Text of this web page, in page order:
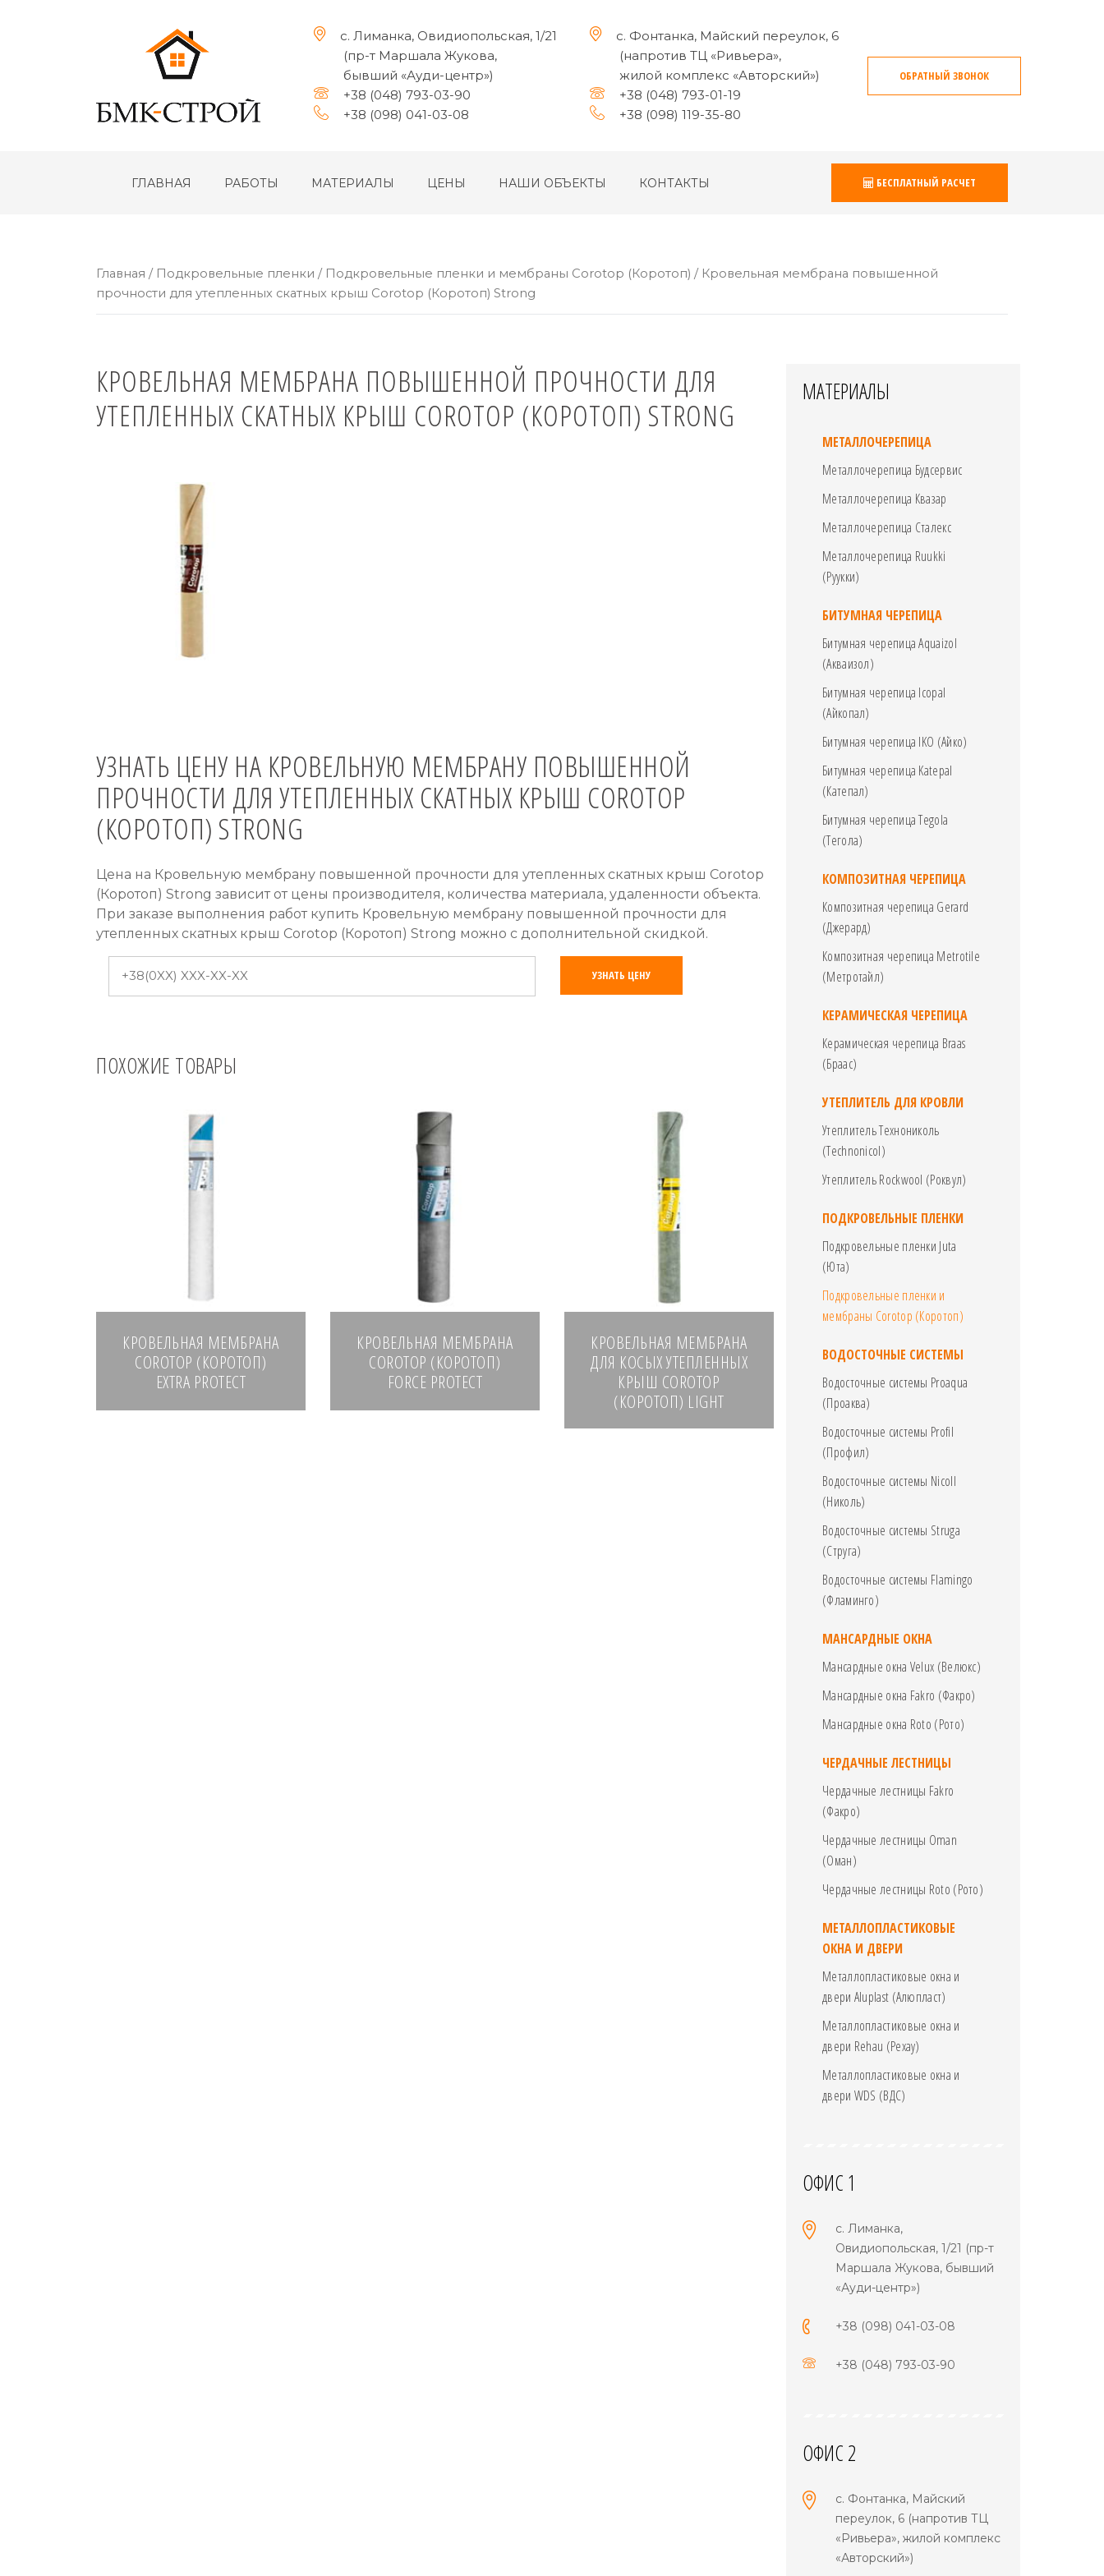
с. Лиманка, Овидиопольская, 1/21
(пр-т Маршала Жукова,
бывший «Ауди-центр»)
+38 (048) 793-03-90
+38 (098) 041-03-08
с. Фонтанка, Майский переулок, 6
(напротив ТЦ «Ривьера»,
жилой комплекс «Авторский»)
+38 (048) 793-01-19
+38 (098) 119-35-80
ОБРАТНЫЙ ЗВОНОК
ГЛАВНАЯ РАБОТЫ МАТЕРИАЛЫ ЦЕНЫ НАШИ ОБЪЕКТЫ КОНТАКТЫ БЕСПЛАТНЫЙ РАСЧЕТ
Главная / Подкровельные пленки / Подкровельные пленки и мембраны Corotop (Коротоп) / Кровельная мембрана повышенной
прочности для утепленных скатных крыш Corotop (Коротоп) Strong
КРОВЕЛЬНАЯ МЕМБРАНА ПОВЫШЕННОЙ ПРОЧНОСТИ ДЛЯ
УТЕПЛЕННЫХ СКАТНЫХ КРЫШ COROTOP (КОРОТОП) STRONG
УЗНАТЬ ЦЕНУ НА КРОВЕЛЬНУЮ МЕМБРАНУ ПОВЫШЕННОЙ
ПРОЧНОСТИ ДЛЯ УТЕПЛЕННЫХ СКАТНЫХ КРЫШ COROTOP
(КОРОТОП) STRONG
Цена на Кровельную мембрану повышенной прочности для утепленных скатных крыш Corotop
(Коротоп) Strong зависит от цены производителя, количества материала, удаленности объекта.
При заказе выполнения работ купить Кровельную мембрану повышенной прочности для
утепленных скатных крыш Corotop (Коротоп) Strong можно с дополнительной скидкой.
УЗНАТЬ ЦЕНУ
ПОХОЖИЕ ТОВАРЫ
КРОВЕЛЬНАЯ МЕМБРАНА
COROTOP (КОРОТОП)
EXTRA PROTECT
КРОВЕЛЬНАЯ МЕМБРАНА
COROTOP (КОРОТОП)
FORCE PROTECT
КРОВЕЛЬНАЯ МЕМБРАНА
ДЛЯ КОСЫХ УТЕПЛЕННЫХ
КРЫШ COROTOP
(КОРОТОП) LIGHT
МАТЕРИАЛЫ
МЕТАЛЛОЧЕРЕПИЦА
Металлочерепица Будсервис
Металлочерепица Квазар
Металлочерепица Сталекс
Металлочерепица Ruukki
(Руукки)
БИТУМНАЯ ЧЕРЕПИЦА
Битумная черепица Aquaizol
(Акваизол)
Битумная черепица Icopal
(Айкопал)
Битумная черепица IKO (Айко)
Битумная черепица Katepal
(Катепал)
Битумная черепица Tegola
(Тегола)
КОМПОЗИТНАЯ ЧЕРЕПИЦА
Композитная черепица Gerard
(Джерард)
Композитная черепица Metrotile
(Метротайл)
КЕРАМИЧЕСКАЯ ЧЕРЕПИЦА
Керамическая черепица Braas
(Браас)
УТЕПЛИТЕЛЬ ДЛЯ КРОВЛИ
Утеплитель Технониколь
(Technonicol)
Утеплитель Rockwool (Роквул)
ПОДКРОВЕЛЬНЫЕ ПЛЕНКИ
Подкровельные пленки Juta
(Юта)
Подкровельные пленки и
мембраны Corotop (Коротоп)
ВОДОСТОЧНЫЕ СИСТЕМЫ
Водосточные системы Proaqua
(Проаква)
Водосточные системы Profil
(Профил)
Водосточные системы Nicoll
(Николь)
Водосточные системы Struga
(Струга)
Водосточные системы Flamingo
(Фламинго)
МАНСАРДНЫЕ ОКНА
Мансардные окна Velux (Велюкс)
Мансардные окна Fakro (Факро)
Мансардные окна Roto (Рото)
ЧЕРДАЧНЫЕ ЛЕСТНИЦЫ
Чердачные лестницы Fakro
(Факро)
Чердачные лестницы Oman
(Оман)
Чердачные лестницы Roto (Рото)
МЕТАЛЛОПЛАСТИКОВЫЕ
ОКНА И ДВЕРИ
Металлопластиковые окна и
двери Aluplast (Алюпласт)
Металлопластиковые окна и
двери Rehau (Рехау)
Металлопластиковые окна и
двери WDS (ВДС)
ОФИС 1
с. Лиманка,
Овидиопольская, 1/21 (пр-т
Маршала Жукова, бывший
«Ауди-центр»)
+38 (098) 041-03-08
+38 (048) 793-03-90
ОФИС 2
с. Фонтанка, Майский
переулок, 6 (напротив ТЦ
«Ривьера», жилой комплекс
«Авторский»)